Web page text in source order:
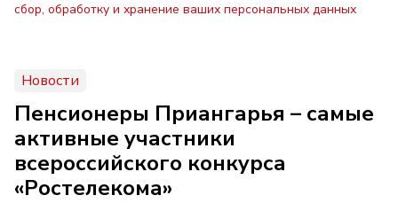
сбор, обработку и хранение ваших персональных данных
Новости
Пенсионеры Приангарья – самые
активные участники
всероссийского конкурса
«Ростелекома»